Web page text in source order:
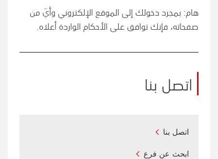
هام: بمجرد دخولك إلى الموقع الإلكتروني وأيّ من
صفحاته، فإنك توافق على الأحكام الواردة أعلاه.
اتصل بنا
اتصل بنا
ابحث عن فرع